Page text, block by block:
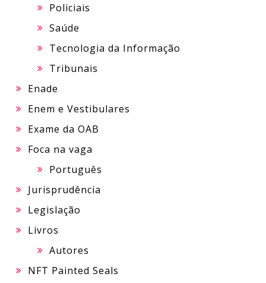
Policiais
Saúde
Tecnologia da Informação
Tribunais
Enade
Enem e Vestibulares
Exame da OAB
Foca na vaga
Português
Jurisprudência
Legislação
Livros
Autores
NFT Painted Seals